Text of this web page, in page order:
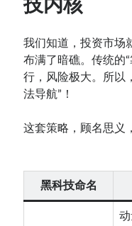
技内核
我们知道，投资市场
布满了暗礁。传统的
行，风险极大。所以
法导航”！
这套策略，顾名思义
黑科技命名